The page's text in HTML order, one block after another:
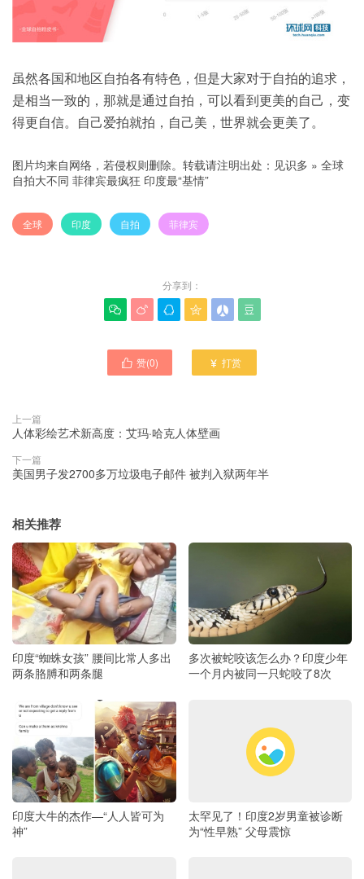
虽然各国和地区自拍各有特色，但是大家对于自拍的追求，
是相当一致的，那就是通过自拍，可以看到更美的自己，变
得更自信。自己爱拍就拍，自己美，世界就会更美了。
图片均来自网络，若侵权则删除。转载请注明出处： 见识多 » 全球
自拍大不同 菲律宾最疯狂 印度最“基情”
全球 印度 自拍 菲律宾
分享到：
     
 赞(0)  打赏
上一篇
人体彩绘艺术新高度：艾玛·哈克人体壁画
下一篇
美国男子发2700多万垃圾电子邮件 被判入狱两年半
相关推荐
印度“蜘蛛女孩” 腰间比常人多出
两条胳膊和两条腿
多次被蛇咬该怎么办？印度少年
一个月内被同一只蛇咬了8次
印度大牛的杰作—“人人皆可为
神”
太罕见了！印度2岁男童被诊断
为“性早熟” 父母震惊